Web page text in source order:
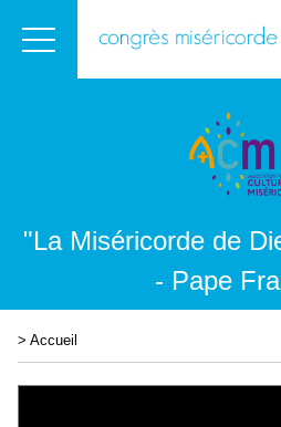
"La Miséricorde de
- Pape
> Accueil